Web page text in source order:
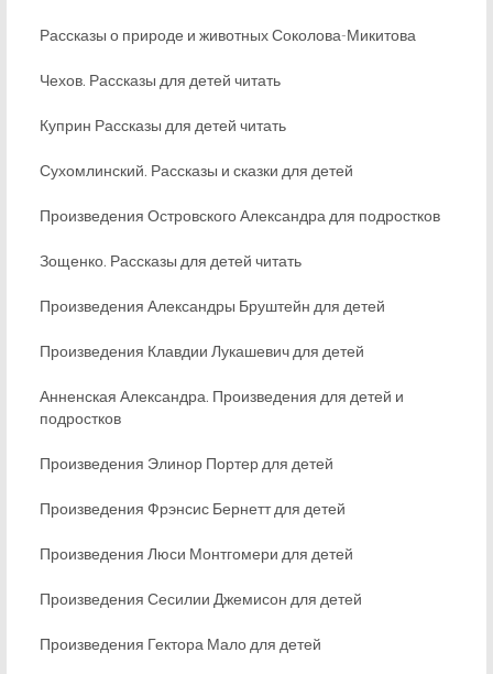
Рассказы о природе и животных Соколова-Микитова
Чехов. Рассказы для детей читать
Куприн Рассказы для детей читать
Сухомлинский. Рассказы и сказки для детей
Произведения Островского Александра для подростков
Зощенко. Рассказы для детей читать
Произведения Александры Бруштейн для детей
Произведения Клавдии Лукашевич для детей
Анненская Александра. Произведения для детей и
подростков
Произведения Элинор Портер для детей
Произведения Фрэнсис Бернетт для детей
Произведения Люси Монтгомери для детей
Произведения Сесилии Джемисон для детей
Произведения Гектора Мало для детей